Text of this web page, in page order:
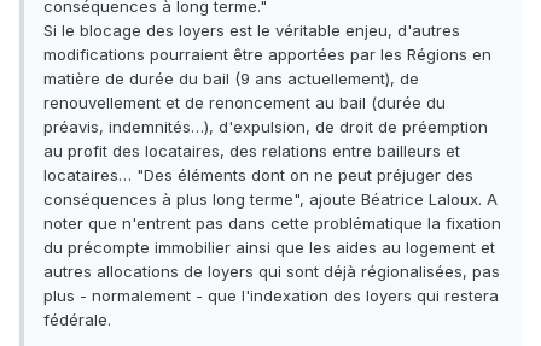
conséquences à long terme."
Si le blocage des loyers est le véritable enjeu, d'autres
modifications pourraient être apportées par les Régions en
matière de durée du bail (9 ans actuellement), de
renouvellement et de renoncement au bail (durée du
préavis, indemnités…), d'expulsion, de droit de préemption
au profit des locataires, des relations entre bailleurs et
locataires… "Des éléments dont on ne peut préjuger des
conséquences à plus long terme", ajoute Béatrice Laloux. A
noter que n'entrent pas dans cette problématique la fixation
du précompte immobilier ainsi que les aides au logement et
autres allocations de loyers qui sont déjà régionalisées, pas
plus - normalement - que l'indexation des loyers qui restera
fédérale.